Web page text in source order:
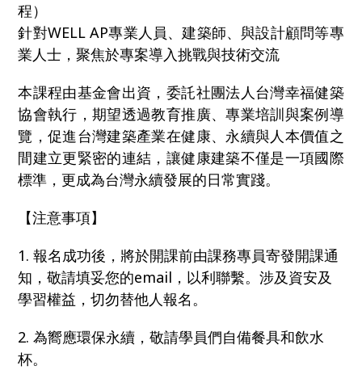
程）
針對WELL AP專業人員、建築師、與設計顧問等專
業人士，聚焦於專案導入挑戰與技術交流
本課程由基金會出資，委託社團法人台灣幸福健築
協會執行，期望透過教育推廣、專業培訓與案例導
覽，促進台灣建築產業在健康、永續與人本價值之
間建立更緊密的連結，讓健康建築不僅是一項國際
標準，更成為台灣永續發展的日常實踐。
【注意事項】
1. 報名成功後，將於開課前由課務專員寄發開課通
知，敬請填妥您的email，以利聯繫。涉及資安及
學習權益，切勿替他人報名。
2. 為嚮應環保永續，敬請學員們自備餐具和飲水
杯。